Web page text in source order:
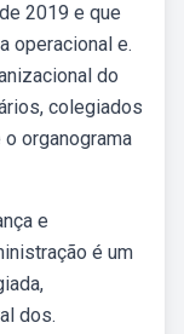
2019 e que
operacional e.
do
colegiados
organograma
e
é um
dos.